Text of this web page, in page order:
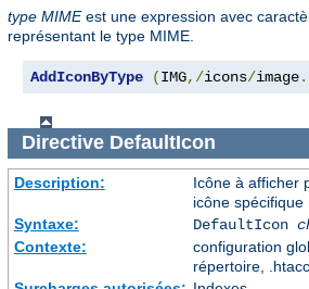
type MIMEest une expression avec
représentant le type MIME.
AddIconByType (IMG,/icons/image.
Directive DefaultIcon
Description:
Icône à afficher
icône spécifique
Syntaxe:
DefaultIcon
Contexte:
configuration
répertoire,